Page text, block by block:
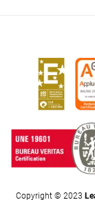
Copyright © 2023